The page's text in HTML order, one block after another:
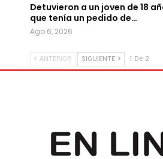
Detuvieron a un joven de 18
que tenía un pedido de…
Ago 6, 2026
ANTERIOR SIGUIENTE 1 De 2